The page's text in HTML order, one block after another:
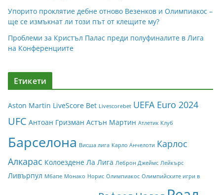
Упорито проклятие дебне отново Везенков и Олимпиакос –
ще се измъкнат ли този път от клещите му?
Проблеми за Кристъл Палас преди полуфиналите в Лига
на Конференциите
Етикети
Aston Martin LiveScore Bet Livescorebet UEFA Euro 2024
UFC Антоан Гризман Астън Мартин Атлетик Клуб
Барселона Висша лига Карло Анчелоти Карлос
Алкарас Колоездене Ла Лига Леброн Джеймс Лейкърс
Ливърпул Мбапе Монако Норис Олимпиакос Олимпийските игри в